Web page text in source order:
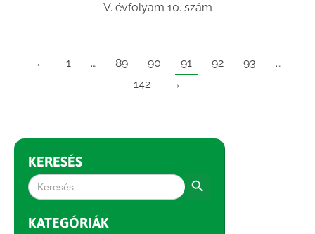
V. évfolyam 10. szám
← 1 … 89 90 91 92 93
…
142
→
KERESÉS
Search
for:
KATEGÓRIÁK